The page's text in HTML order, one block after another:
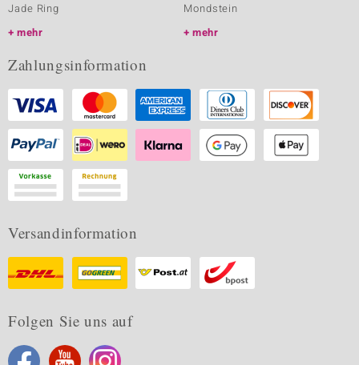
Jade Ring
mehr
Mondstein
mehr
Zahlungsinformation
Versandinformation
Folgen Sie uns auf